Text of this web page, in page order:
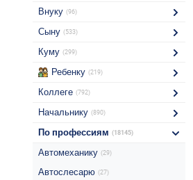
Внуку (96)
Сыну (533)
Куму (299)
Ребенку (219)
Коллеге (792)
Начальнику (890)
По профессиям (18145)
Автомеханику (29)
Автослесарю (27)